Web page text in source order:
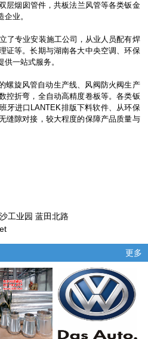
层烟囱管件，共板法兰风管等各类钣金
业。
专业安装施工公司，从业人员配有焊
证等。长期与湖南各大中央空调、环保
一站式服务。
旋风管自动生产线、风阀防火阀生产
控折弯，全自动高精度卷板等。各类钣
牙进口LANTEK排版下料软件、从环保
缝隙对接，较大程度的保障产品质量与
工业园 蓝田北路
更多